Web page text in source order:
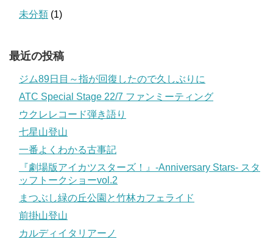
未分類 (1)
最近の投稿
ジム89日目～指が回復したので久しぶりに
ATC Special Stage 22/7 ファンミーティング
ウクレレコード弾き語り
七星山登山
一番よくわかる古事記
『劇場版アイカツスターズ！』-Anniversary Stars- スタ
ッフトークショーvol.2
まつぶし緑の丘公園と竹林カフェライド
前掛山登山
カルディイタリアーノ